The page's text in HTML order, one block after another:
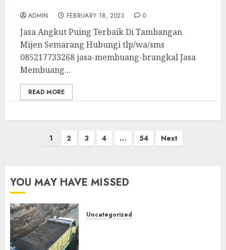
ADMIN FEBRUARY 18, 2023 0
Jasa Angkut Puing Terbaik Di Tambangan
Mijen Semarang Hubungi tlp/wa/sms
085217733268 jasa-membuang-brangkal Jasa
Membuang...
READ MORE
1 2 3 4 … 54 Next
YOU MAY HAVE MISSED
Uncategorized